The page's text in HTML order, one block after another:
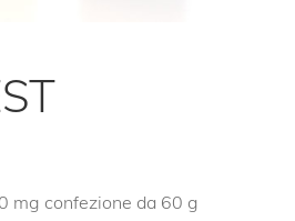
mg confezione da 60 g